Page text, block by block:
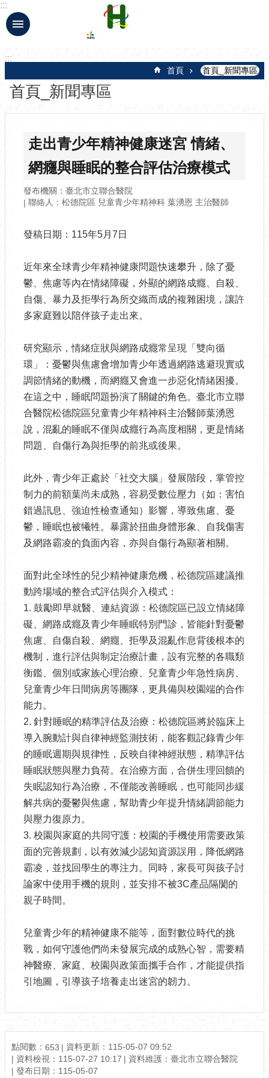
跳到主要內容區塊
:::
:::
首頁 首頁_新聞專區
首頁_新聞專區
走出青少年精神健康迷宮 情緒、
網癮與睡眠的整合評估治療模式
發布機關：臺北市立聯合醫院
聯絡人：松德院區 兒童青少年精神科 葉湧恩 主治醫師
發稿日期：115年5月7日
近年來全球青少年精神健康問題快速攀升，除了憂
鬱、焦慮等內在情緒障礙，外顯的網路成癮、自殺、
自傷、暴力及拒學行為所交織而成的複雜困境，讓許
多家庭難以陪伴孩子走出來。
研究顯示，情緒症狀與網路成癮常呈現「雙向循
環」：憂鬱與焦慮會增加青少年透過網路逃避現實或
調節情緒的動機，而網癮又會進一步惡化情緒困擾。
在這之中，睡眠問題扮演了關鍵的角色。臺北市立聯
合醫院松德院區兒童青少年精神科主治醫師葉湧恩
說，混亂的睡眠不僅與成癮行為高度相關，更是情緒
問題、自傷行為與拒學的前兆或後果。
此外，青少年正處於「社交大腦」發展階段，掌管控
制力的前額葉尚未成熟，容易受數位壓力（如：害怕
錯過訊息、強迫性檢查通知）影響，導致焦慮、憂
鬱，睡眠也被犧牲。暴露於扭曲身體形象、自我傷害
及網路霸凌的負面內容，亦與自傷行為顯著相關。
面對此全球性的兒少精神健康危機，松德院區建議推
動跨場域的整合式評估與介入模式：
1. 鼓勵即早就醫、連結資源：松德院區已設立情緒障
礙、網路成癮及青少年睡眠特別門診，皆能針對憂鬱
焦慮、自傷自殺、網癮、拒學及混亂作息背後根本的
機制，進行評估與制定治療計畫，設有完整的各職類
衡鑑、個別或家族心理治療、兒童青少年急性病房、
兒童青少年日間病房等團隊，更具備與校園端的合作
能力。
2. 針對睡眠的精準評估及治療：松德院區將於臨床上
導入腕動計與自律神經監測技術，能客觀記錄青少年
的睡眠週期與規律性，反映自律神經狀態，精準評估
睡眠狀態與壓力負荷。在治療方面，合併生理回饋的
失眠認知行為治療，不僅能改善睡眠，也可能同步緩
解共病的憂鬱與焦慮，幫助青少年提升情緒調節能力
與壓力復原力。
3. 校園與家庭的共同守護：校園的手機使用需要政策
面的完善規劃，以有效減少認知資源誤用，降低網路
霸凌，並找回學生的專注力。同時，家長可與孩子討
論家中使用手機的規則，並安排不被3C產品隔閡的
親子時間。
兒童青少年的精神健康不能等，面對數位時代的挑
戰，如何守護他們尚未發展完成的成熟心智，需要精
神醫療、家庭、校園與政策面攜手合作，才能提供指
引地圖，引導孩子培養走出迷宮的韌力。
點閱數： 653
資料更新：115-05-07 09:52
資料檢視：115-07-27 10:17
資料維護：臺北市立聯合醫院
發布日期：115-05-07